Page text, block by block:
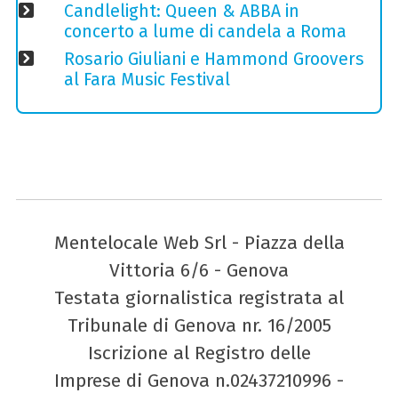
Candlelight: Queen & ABBA in
concerto a lume di candela a Roma
Rosario Giuliani e Hammond Groovers
al Fara Music Festival
Mentelocale Web Srl - Piazza della
Vittoria 6/6 - Genova
Testata giornalistica registrata al
Tribunale di Genova nr. 16/2005
Iscrizione al Registro delle
Imprese di Genova n.02437210996 -